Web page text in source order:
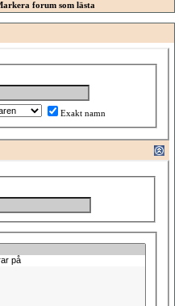
forum som lästa
Exakt namn